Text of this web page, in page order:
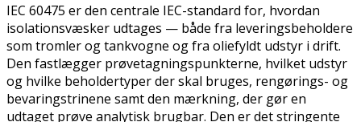
IEC 60475 er den centrale IEC-standard for, hvordan
isolationsvæsker udtages — både fra leveringsbeholdere
som tromler og tankvogne og fra oliefyldt udstyr i drift.
Den fastlægger prøvetagningspunkterne, hvilket udstyr
og hvilke beholdertyper der skal bruges, rengørings- og
bevaringstrinene samt den mærkning, der gør en
udtaget prøve analytisk brugbar. Den er det stringente